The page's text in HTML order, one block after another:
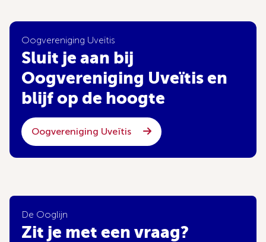
Oogvereniging Uveïtis
Sluit je aan bij
Oogvereniging Uveïtis en
blijf op de hoogte
Oogvereniging Uveïtis
De Ooglijn
Zit je met een vraag?